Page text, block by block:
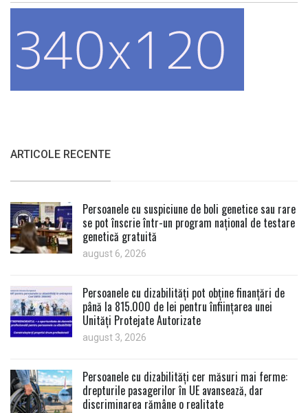
ARTICOLE RECENTE
Persoanele cu suspiciune de boli genetice sau rare
se pot înscrie într-un program național de testare
genetică gratuită
august 6, 2026
Persoanele cu dizabilități pot obține finanțări de
până la 815.000 de lei pentru înființarea unei
Unități Protejate Autorizate
august 3, 2026
Persoanele cu dizabilități cer măsuri mai ferme:
drepturile pasagerilor în UE avansează, dar
discriminarea rămâne o realitate